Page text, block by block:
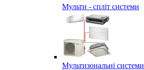
Мульти - спліт системи
Мультизональні системи